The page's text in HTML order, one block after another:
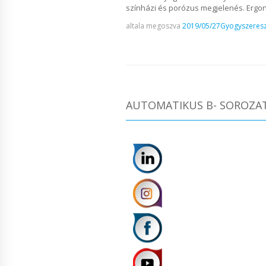
színházi és porózus megjelenés.
altala megoszva 2019/05/27
AUTOMATIKUS B-